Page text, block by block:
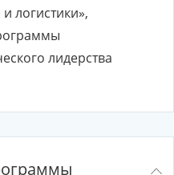
логистики»,
лидерства